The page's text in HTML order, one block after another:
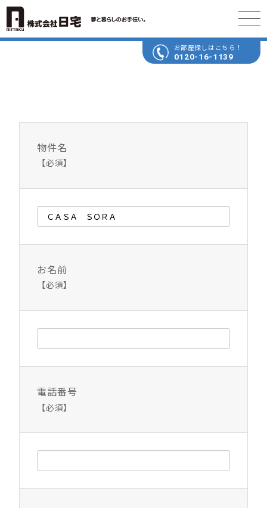
お部屋探しはこちら！
0120-16-1139
物件名
【必須】
お名前
【必須】
電話番号
【必須】